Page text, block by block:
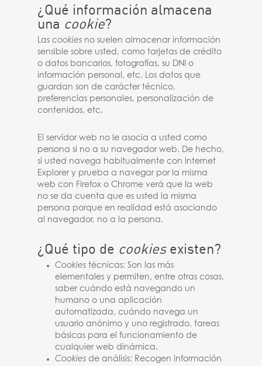
¿Qué información almacena
una cookie?
Las cookies no suelen almacenar información
sensible sobre usted, como tarjetas de crédito
o datos bancarios, fotografías, su DNI o
información personal, etc. Los datos que
guardan son de carácter técnico,
preferencias personales, personalización de
contenidos, etc.
El servidor web no le asocia a usted como
persona si no a su navegador web. De hecho,
si usted navega habitualmente con Internet
Explorer y prueba a navegar por la misma
web con Firefox o Chrome verá que la web
no se da cuenta que es usted la misma
persona porque en realidad está asociando
al navegador, no a la persona.
¿Qué tipo de cookiesexisten?
Cookies técnicas: Son las más
elementales y permiten, entre otras cosas,
saber cuándo está navegando un
humano o una aplicación
automatizada, cuándo navega un
usuario anónimo y uno registrado, tareas
básicas para el funcionamiento de
cualquier web dinámica.
Cookies de análisis: Recogen información